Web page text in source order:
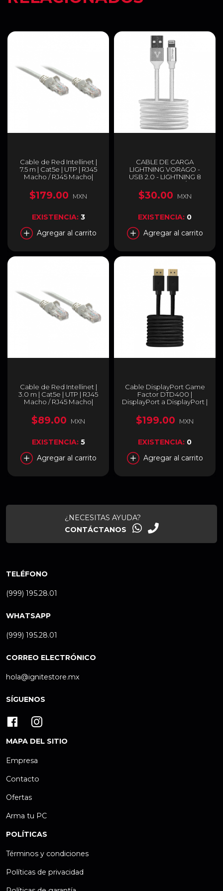
Cable de Red Intellinet |
7.5 m | Cat5e | UTP | RJ45
Macho / RJ45 Macho|
$179.00 MXN
EXISTENCIA: 3
Agregar al carrito
CABLE DE CARGA
LIGHTNING VORAGO -
USB 2.0 - LIGHTNING 8
PINES CAB-119/B
$30.00 MXN
EXISTENCIA: 0
Agregar al carrito
Cable de Red Intellinet |
3.0 m | Cat5e | UTP | RJ45
Macho / RJ45 Macho|
$89.00 MXN
EXISTENCIA: 5
Agregar al carrito
Cable DisplayPort Game
Factor DTD400 |
DisplayPort a DisplayPort |
Velocidad 32.4 Gbps | 2 m |
Negro | DTD400
$199.00 MXN
EXISTENCIA: 0
Agregar al carrito
¿NECESITAS AYUDA?
CONTÁCTANOS
TELÉFONO
(999) 195.28.01
WHATSAPP
(999) 195.28.01
CORREO ELECTRÓNICO
hola@ignitestore.mx
SÍGUENOS
MAPA DEL SITIO
Empresa
Contacto
Ofertas
Arma tu PC
POLÍTICAS
Términos y condiciones
Políticas de privacidad